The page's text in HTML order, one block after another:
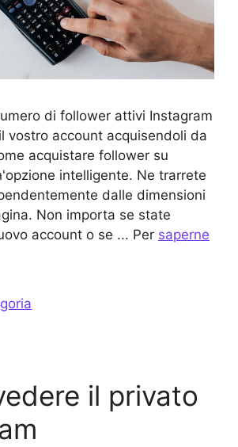
di follower attivi Instagram
vostro account acquisendoli da
acquistare follower su
intelligente. Ne trarrete
dalle dimensioni
Non importa se state
account o se ... Per saperne
il privato